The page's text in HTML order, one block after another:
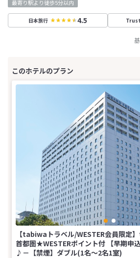
最寄り駅より徒歩5分以内
日本旅行 4.5
【tabiwaトラベル/WESTER会員限定
首都圏★WESTERポイント付 【早期申
♪－【禁煙】ダブル(1名～2名1室)